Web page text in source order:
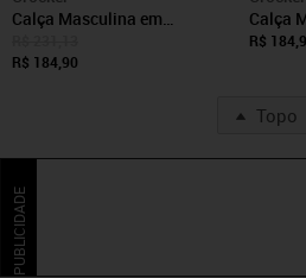
Calça Masculina em
Elastano Crocker - 50684
R$ 184,90
Calça
R$
Topo
PUBLICIDADE